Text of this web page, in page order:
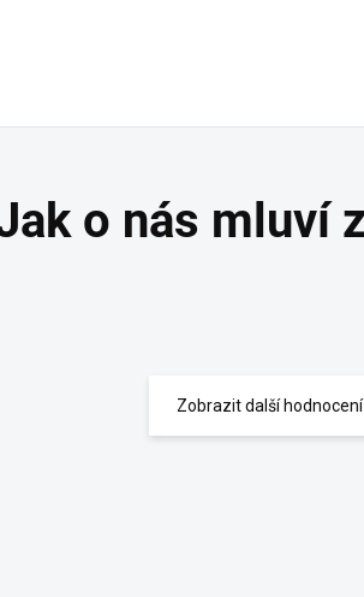
Zobrazit další hodnocení